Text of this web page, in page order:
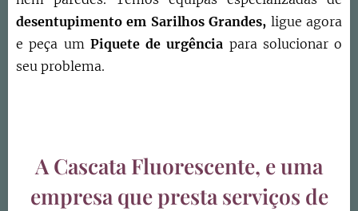
desentupimento em Sarilhos Grandes, ligue agora
e peça um Piquete de urgência para solucionar o
seu problema.
A Cascata Fluorescente, e uma
empresa que presta serviços de